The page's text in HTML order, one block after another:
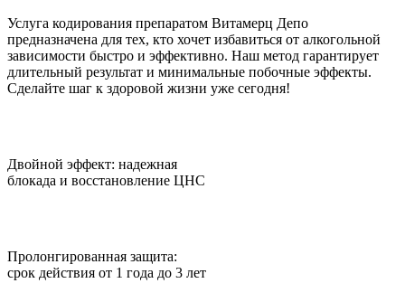
Услуга кодирования препаратом Витамерц Депо
предназначена для тех, кто хочет избавиться от алкогольной
зависимости быстро и эффективно. Наш метод гарантирует
длительный результат и минимальные побочные эффекты.
Сделайте шаг к здоровой жизни уже сегодня!
Двойной эффект: надежная
блокада и восстановление ЦНС
Пролонгированная защита:
срок действия от 1 года до 3 лет